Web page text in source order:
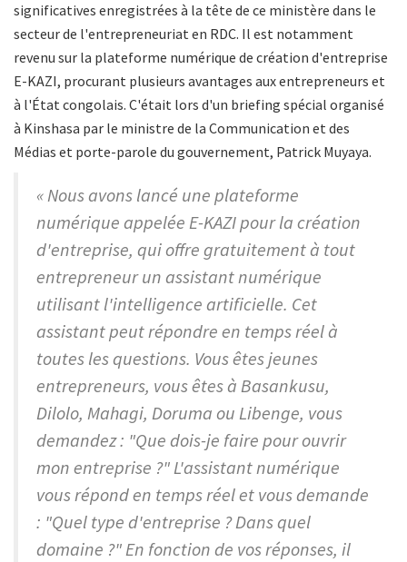
significatives enregistrées à la tête de ce ministère dans le
secteur de l'entrepreneuriat en RDC. Il est notamment
revenu sur la plateforme numérique de création d'entreprise
E-KAZI, procurant plusieurs avantages aux entrepreneurs et
à l'État congolais. C'était lors d'un briefing spécial organisé
à Kinshasa par le ministre de la Communication et des
Médias et porte-parole du gouvernement, Patrick Muyaya.
« Nous avons lancé une plateforme
numérique appelée E-KAZI pour la création
d'entreprise, qui offre gratuitement à tout
entrepreneur un assistant numérique
utilisant l'intelligence artificielle. Cet
assistant peut répondre en temps réel à
toutes les questions. Vous êtes jeunes
entrepreneurs, vous êtes à Basankusu,
Dilolo, Mahagi, Doruma ou Libenge, vous
demandez : "Que dois-je faire pour ouvrir
mon entreprise ?" L'assistant numérique
vous répond en temps réel et vous demande
: "Quel type d'entreprise ? Dans quel
domaine ?" En fonction de vos réponses, il